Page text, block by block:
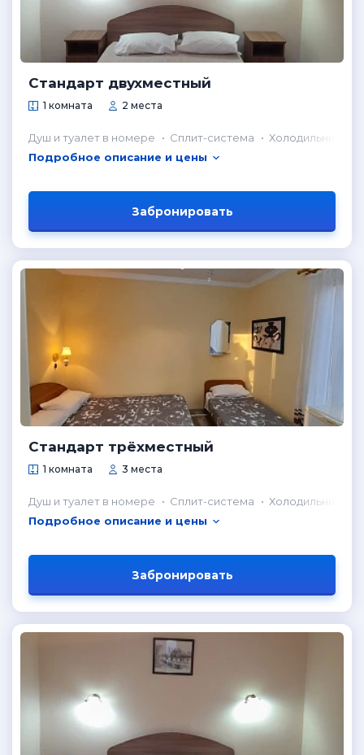
Стандарт двухместный
1 комната 2 места
Душ и туалет в номере Сплит-система
Холодильник в
Подробное описание и цены
Забронировать
Стандарт трёхместный
1 комната 3 места
Душ и туалет в номере Сплит-система
Холодильник в
Подробное описание и цены
Забронировать